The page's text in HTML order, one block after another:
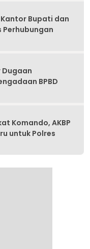
Kantor Bupati dan
Perhubungan
Dugaan
BPBD
Komando, AKBP
untuk Polres